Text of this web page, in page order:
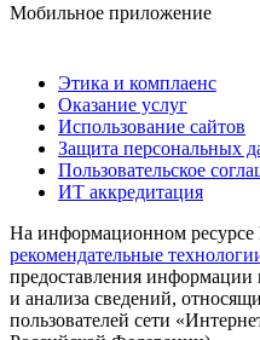
Мобильное приложение
Этика и комплаенс
Оказание услуг
Использование сайтов
Защита персональных
Пользовательское
ИТ аккредитация
На информационном ресурсе
рекомендательные
предоставления информации
и анализа сведений,
пользователей сети